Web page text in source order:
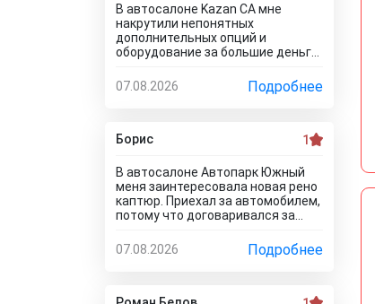
В автосалоне Kazan CA мне
накрутили непонятных
дополнительных опций и
оборудование за большие деньги!
деньги! Менеджер салона мне
стал доказывать, что отказаться
происходит?! Отчего это
кидалово! Оставил салон без
автомобиля, потому что не хотел
его приобретать с допами за
большие деньги да и вам не
советую!
07.08.2026 Подробнее
Борис 1
В автосалоне Автопарк Южный
меня заинтересовала новая рено
каптюр. Приехал за автомобилем,
потому что договаривался за
что он только в подержанном
варианте! У этого дилера
вам приезжать в этот автоцентр
07.08.2026 Подробнее